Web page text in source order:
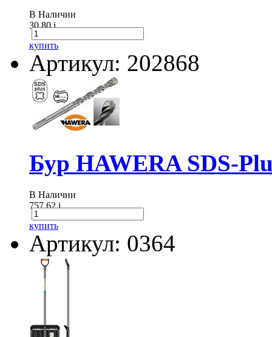
В Наличии
30.80i
купить
Артикул: 202868
Бур HAWERA SDS-
В Наличии
757.62i
купить
Артикул: 0364